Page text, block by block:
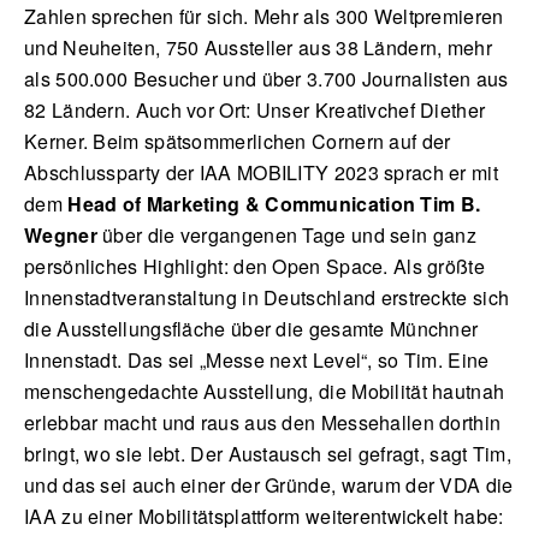
Zahlen sprechen für sich. Mehr als 300 Weltpremieren
und Neuheiten, 750 Aussteller aus 38 Ländern, mehr
als 500.000 Besucher und über 3.700 Journalisten aus
82 Ländern. Auch vor Ort: Unser Kreativchef Diether
Kerner. Beim spätsommerlichen Cornern auf der
Abschlussparty der IAA MOBILITY 2023 sprach er mit
dem Head of Marketing & Communication Tim B.
Wegnerüber die vergangenen Tage und sein ganz
persönliches Highlight: den Open Space. Als größte
Innenstadtveranstaltung in Deutschland erstreckte sich
die Ausstellungsfläche über die gesamte Münchner
Innenstadt. Das sei „Messe next Level“, so Tim. Eine
menschengedachte Ausstellung, die Mobilität hautnah
erlebbar macht und raus aus den Messehallen dorthin
bringt, wo sie lebt. Der Austausch sei gefragt, sagt Tim,
und das sei auch einer der Gründe, warum der VDA die
IAA zu einer Mobilitätsplattform weiterentwickelt habe: